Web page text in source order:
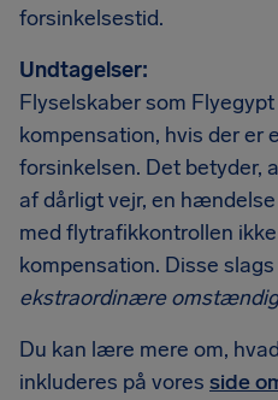
forsinkelsestid.
Undtagelser:
Flyselskaber som
kompensation, hvis der er
forsinkelsen. Det betyder,
af dårligt vejr, en
med flytrafikkontrollen
kompensation. Disse
ekstraordinære
Du kan lære mere om,
inkluderes på vores side